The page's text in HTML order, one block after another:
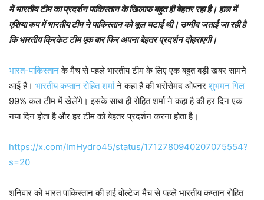
में भारतीय टीम का प्रदर्शन पाकिस्तान के खिलाफ बहुत ही बेहतर रहा है। हाल में
एशिया कप में भारतीय टीम ने पाकिस्तान को धूल चटाई थी। उम्मीद जताई जा रही है
कि भारतीय क्रिकेट टीम एक बार फिर अपना बेहतर प्रदर्शन दोहराएगी।
भारत-पाकिस्तानके मैच से पहले भारतीय टीम के लिए एक बहुत बड़ी खबर सामने
आई है। भारतीय कप्तान रोहित शर्माने कहा है की भरोसेमंद ओपनरशुभमन गिल
99% कल टीम में खेलेंगे। इसके साथ ही रोहित शर्मा ने कहा है की हर दिन एक
नया दिन होता है और हर टीम को बेहतर प्रदर्शन करना होता है।
https://x.com/ImHydro45/status/1712780940207075554?
s=20
शनिवार को भारत पाकिस्तान की हाई वोल्टेज मैच से पहले भारतीय कप्तान रोहित